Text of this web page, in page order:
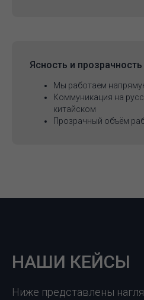
Ясность и
Мы работаем
Коммуникация на
китайском
Прозрачный объём
НАШИ КЕЙСЫ
Ниже представлены